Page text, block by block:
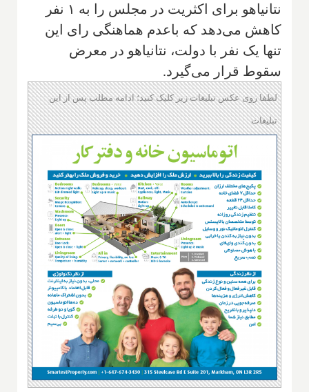
نتانیاهو برای اکثریت در مجلس را به ۱ نفر
کاهش می‌دهد که باعدم هماهنگی رای این
تنها یک نفر با دولت، نتانیاهو در معرض
سقوط قرار می‌گیرد.
لطفا روی عکس تبلیغات زیر کلیک کنید؛ ادامه مطلب پس از این
تبلیغات